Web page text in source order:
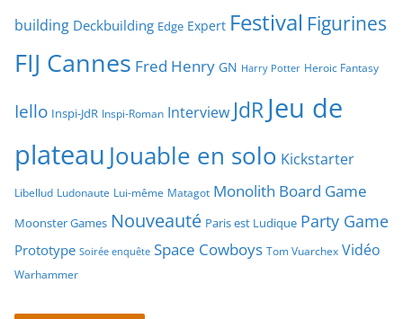
building Deckbuilding Edge Expert Festival Figurines
FIJ Cannes Fred Henry GN Harry Potter Heroic Fantasy
Iello Inspi-JdR Inspi-Roman Interview JdRJeu de
plateau Jouable en solo Kickstarter
Libellud Ludonaute Lui-même Matagot Monolith Board Game
Moonster Games Nouveauté Paris est Ludique Party Game
Prototype Soirée enquête Space Cowboys Tom Vuarchex Vidéo
Warhammer